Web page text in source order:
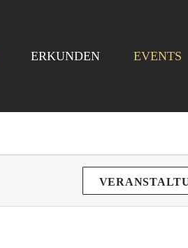
ERKUNDEN EVENTS